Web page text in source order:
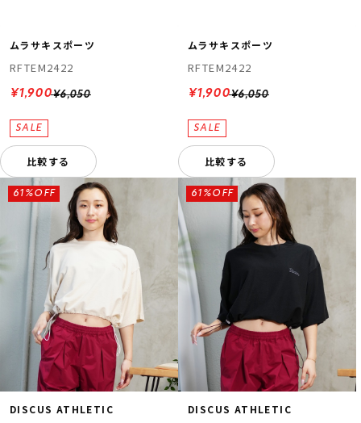
ムラサキスポーツ
RFTEM2422
¥6,050
¥1,900
比較する
ムラサキスポーツ
RFTEM2422
¥6,050
¥1,900
比較する
DISCUS ATHLETIC
61%OFF
DISCUS ATHLETIC
61%OFF